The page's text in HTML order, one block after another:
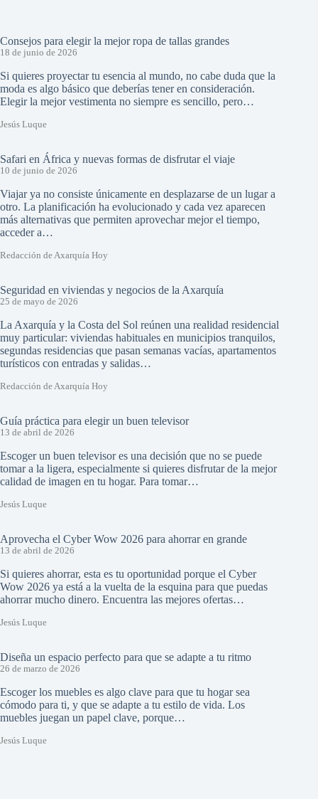
Consejos para elegir la mejor ropa de tallas grandes
18 de junio de 2026
Si quieres proyectar tu esencia al mundo, no cabe duda que la
moda es algo básico que deberías tener en consideración.
Elegir la mejor vestimenta no siempre es sencillo, pero…
Jesús Luque
Safari en África y nuevas formas de disfrutar el viaje
10 de junio de 2026
Viajar ya no consiste únicamente en desplazarse de un lugar a
otro. La planificación ha evolucionado y cada vez aparecen
más alternativas que permiten aprovechar mejor el tiempo,
acceder a…
Redacción de Axarquía Hoy
Seguridad en viviendas y negocios de la Axarquía
25 de mayo de 2026
La Axarquía y la Costa del Sol reúnen una realidad residencial
muy particular: viviendas habituales en municipios tranquilos,
segundas residencias que pasan semanas vacías, apartamentos
turísticos con entradas y salidas…
Redacción de Axarquía Hoy
Guía práctica para elegir un buen televisor
13 de abril de 2026
Escoger un buen televisor es una decisión que no se puede
tomar a la ligera, especialmente si quieres disfrutar de la mejor
calidad de imagen en tu hogar. Para tomar…
Jesús Luque
Aprovecha el Cyber Wow 2026 para ahorrar en grande
13 de abril de 2026
Si quieres ahorrar, esta es tu oportunidad porque el Cyber
Wow 2026 ya está a la vuelta de la esquina para que puedas
ahorrar mucho dinero. Encuentra las mejores ofertas…
Jesús Luque
Diseña un espacio perfecto para que se adapte a tu ritmo
26 de marzo de 2026
Escoger los muebles es algo clave para que tu hogar sea
cómodo para ti, y que se adapte a tu estilo de vida. Los
muebles juegan un papel clave, porque…
Jesús Luque